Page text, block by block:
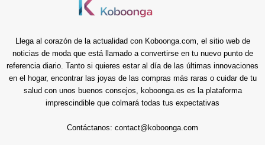
Llega al corazón de la actualidad con Koboonga.com, el sitio web de
noticias de moda que está llamado a convertirse en tu nuevo punto de
referencia diario. Tanto si quieres estar al día de las últimas innovaciones
en el hogar, encontrar las joyas de las compras más raras o cuidar de tu
salud con unos buenos consejos, koboonga.es es la plataforma
imprescindible que colmará todas tus expectativas
Contáctanos: contact@koboonga.com